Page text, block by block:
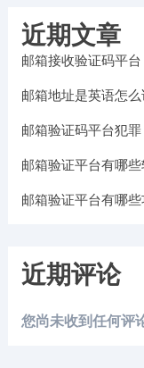
近期文章
邮箱接收验证码平台
邮箱地址是英语怎么
邮箱验证码平台犯罪
邮箱验证平台有哪
邮箱验证平台有哪
近期评论
您尚未收到任何评